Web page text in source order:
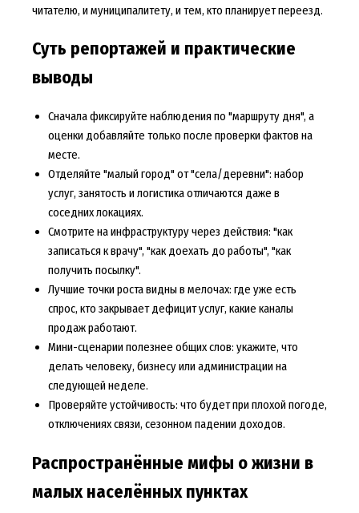
читателю, и муниципалитету, и тем, кто планирует переезд.
Суть репортажей и практические
выводы
Сначала фиксируйте наблюдения по "маршруту дня", а
оценки добавляйте только после проверки фактов на
месте.
Отделяйте "малый город" от "села/деревни": набор
услуг, занятость и логистика отличаются даже в
соседних локациях.
Смотрите на инфраструктуру через действия: "как
записаться к врачу", "как доехать до работы", "как
получить посылку".
Лучшие точки роста видны в мелочах: где уже есть
спрос, кто закрывает дефицит услуг, какие каналы
продаж работают.
Мини-сценарии полезнее общих слов: укажите, что
делать человеку, бизнесу или администрации на
следующей неделе.
Проверяйте устойчивость: что будет при плохой погоде,
отключениях связи, сезонном падении доходов.
Распространённые мифы о жизни в
малых населённых пунктах